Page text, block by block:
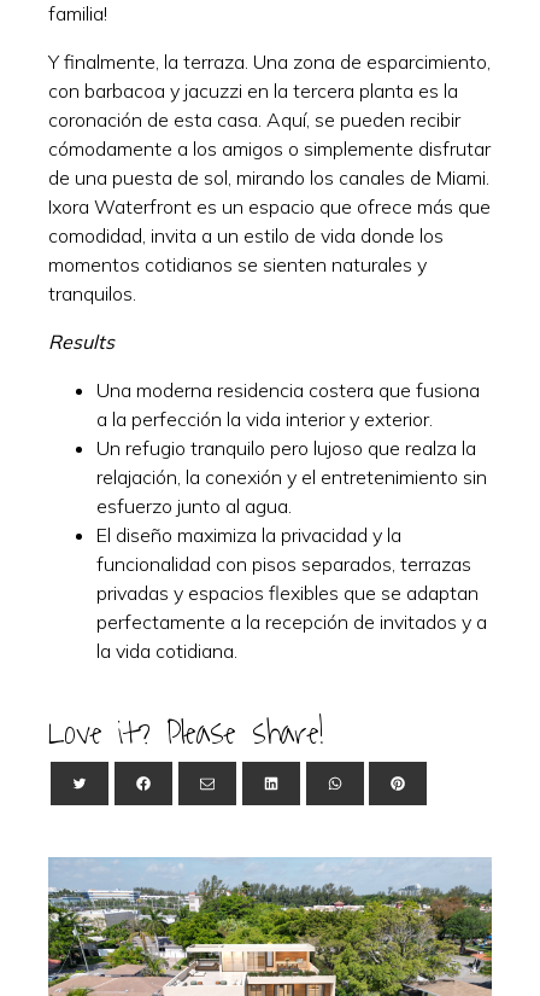
familia!
Y finalmente, la terraza. Una zona de esparcimiento,
con barbacoa y jacuzzi en la tercera planta es la
coronación de esta casa. Aquí, se pueden recibir
cómodamente a los amigos o simplemente disfrutar
de una puesta de sol, mirando los canales de Miami.
Ixora Waterfront es un espacio que ofrece más que
comodidad, invita a un estilo de vida donde los
momentos cotidianos se sienten naturales y
tranquilos.
Results
Una moderna residencia costera que fusiona
a la perfección la vida interior y exterior.
Un refugio tranquilo pero lujoso que realza la
relajación, la conexión y el entretenimiento sin
esfuerzo junto al agua.
El diseño maximiza la privacidad y la
funcionalidad con pisos separados, terrazas
privadas y espacios flexibles que se adaptan
perfectamente a la recepción de invitados y a
la vida cotidiana.
Love it? Please share!